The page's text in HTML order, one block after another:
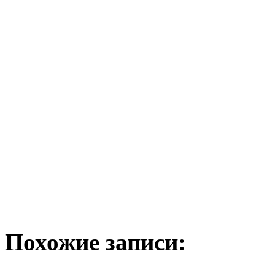
Похожие записи: